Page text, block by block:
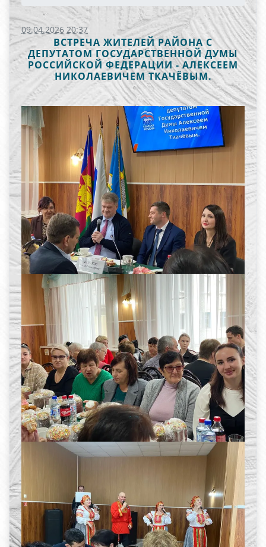
09.04.2026 20:37
ВСТРЕЧА ЖИТЕЛЕЙ РАЙОНА С
ДЕПУТАТОМ ГОСУДАРСТВЕННОЙ ДУМЫ
РОССИЙСКОЙ ФЕДЕРАЦИИ - АЛЕКСЕЕМ
НИКОЛАЕВИЧЕМ ТКАЧЁВЫМ.